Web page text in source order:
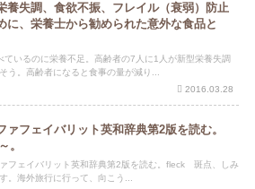
養失調、食欲不振、フレイル（衰弱）防止
に、栄養士から勧められた意外な食品と
ているのに栄養不足。高齢者の7人に1人が新型栄養失調
う。高齢者になると食事の量が減り...
2016.03.28
ァフェイバリット英和辞典第2版を読む。
。
フェイバリット英和辞典第2版を読む。fleck 斑点、しみ
。海外旅行に行って、向こう...